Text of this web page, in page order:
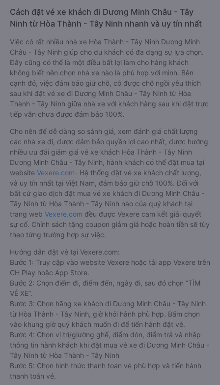
Cách đặt vé xe khách đi Dương Minh Châu - Tây
Ninh từ Hòa Thành - Tây Ninh nhanh và uy tín nhất
Việc có rất nhiều nhà xe Hòa Thành - Tây Ninh Dương Minh
Châu - Tây Ninh giúp cho du khách có đa dạng sự lựa chọn.
Đây cũng có thể là một điều bất lợi làm cho hàng khách
không biết nên chọn nhà xe nào là phù hợp với mình. Bên
cạnh đó, việc đảm bảo giữ chỗ, có được chỗ ngồi yêu thích
sau khi đặt vé xe đi Dương Minh Châu - Tây Ninh từ Hòa
Thành - Tây Ninh giữa nhà xe với khách hàng sau khi đặt trực
tiếp vẫn chưa được đảm bảo 100%.
Cho nên để dễ dàng so sánh giá, xem đánh giá chất lượng
các nhà xe đi, được đảm bảo quyền lợi cao nhất, được hưởng
nhiều ưu đãi giảm giá vé xe khách Hòa Thành - Tây Ninh
Dương Minh Châu - Tây Ninh, hành khách có thể đặt mua tại
website Vexere.com- Hệ thống đặt vé xe khách chất lượng,
và uy tín nhất tại Việt Nam, đảm bảo giữ chỗ 100%. Đối với
bất cứ giao dịch đặt mua vé xe khách đi Dương Minh Châu -
Tây Ninh từ Hòa Thành - Tây Ninh nào của quý khách tại
trang web Vexere.com đều được Vexere cam kết giải quyết
sự cố. Chính sách tặng coupon giảm giá hoặc hoàn tiền sẽ tùy
theo từng trường hợp sự việc.
Hướng dẫn đặt vé tại Vexere.com:
Bước 1: Truy cập vào website Vexere hoặc tải app Vexere trên
CH Play hoặc App Store.
Bước 2: Chọn điểm đi, điểm đến, ngày đi, sau đó chọn “TÌM
VÉ XE”.
Bước 3: Chọn hãng xe khách đi Dương Minh Châu - Tây Ninh
từ Hòa Thành - Tây Ninh, giờ khởi hành phù hợp. Bấm chọn
vào khung giờ quý khách muốn đi để tiến hành đặt vé.
Bước 4: Chọn vị trí/giường ghế, điểm đón, điểm trả và nhập
thông tin hành khách khi đặt mua vé xe đi Dương Minh Châu -
Tây Ninh từ Hòa Thành - Tây Ninh
Bước 5: Chọn hình thức thanh toán vé phù hợp và tiến hành
thanh toán vé.